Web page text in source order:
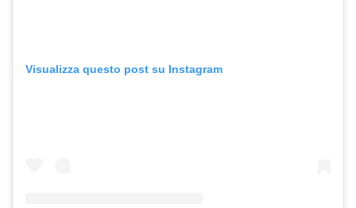
Visualizza questo post su Instagram